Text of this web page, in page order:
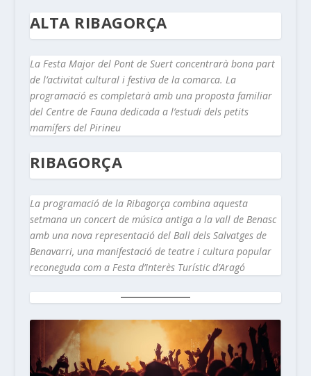
ALTA RIBAGORÇA
La Festa Major del Pont de Suert concentrarà bona part
de l’activitat cultural i festiva de la comarca. La
programació es completarà amb una proposta familiar
del Centre de Fauna dedicada a l’estudi dels petits
mamífers del Pirineu
RIBAGORÇA
La programació de la Ribagorça combina aquesta
setmana un concert de música antiga a la vall de Benasc
amb una nova representació del Ball dels Salvatges de
Benavarri, una manifestació de teatre i cultura popular
reconeguda com a Festa d’Interès Turístic d’Aragó